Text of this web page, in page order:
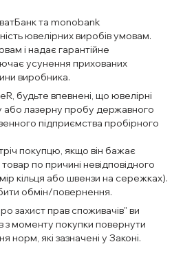
та monobank
ювелірних виробів умовам.
і надає гарантійне
усунення прихованих
виробника.
будьте впевнені, що ювелірні
або лазерну пробу державного
підприємства пробірного
покупцю, якщо він бажає
по причині невідповідного
кільця або швензи на сережках).
обмін/повернення.
захист прав споживачів" ви
з моменту покупки повернути
норм, які зазначені у Законі.